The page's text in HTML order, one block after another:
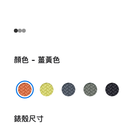
顏色 - 薑黃色
霓
黃
錨
綠
午
錶殼尺寸